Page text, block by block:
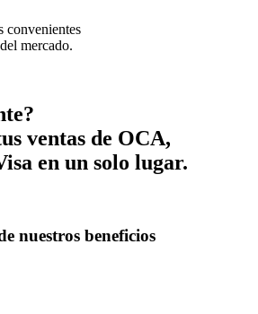
convenientes
mercado.
ventas de OCA,
en un solo lugar.
nuestros beneficios